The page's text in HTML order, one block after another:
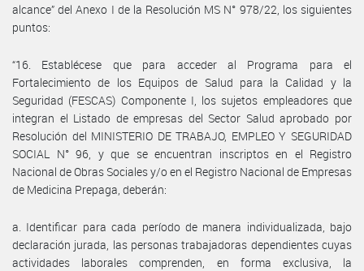
alcance” del Anexo I de la Resolución MS N° 978/22, los siguientes
puntos:
“16. Establécese que para acceder al Programa para el
Fortalecimiento de los Equipos de Salud para la Calidad y la
Seguridad (FESCAS) Componente I, los sujetos empleadores que
integran el Listado de empresas del Sector Salud aprobado por
Resolución del MINISTERIO DE TRABAJO, EMPLEO Y SEGURIDAD
SOCIAL N° 96, y que se encuentran inscriptos en el Registro
Nacional de Obras Sociales y/o en el Registro Nacional de Empresas
de Medicina Prepaga, deberán:
a. Identificar para cada período de manera individualizada, bajo
declaración jurada, las personas trabajadoras dependientes cuyas
actividades laborales comprenden, en forma exclusiva, la